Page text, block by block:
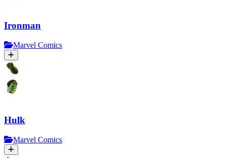
Ironman
Marvel Comics
Hulk
Marvel Comics